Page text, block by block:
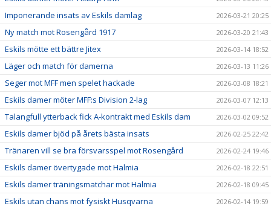
Imponerande insats av Eskils damlag 2026-03-21 20:25
Ny match mot Rosengård 1917 2026-03-20 21:43
Eskils mötte ett bättre Jitex 2026-03-14 18:52
Läger och match för damerna 2026-03-13 11:26
Seger mot MFF men spelet hackade 2026-03-08 18:21
Eskils damer möter MFF:s Division 2-lag 2026-03-07 12:13
Talangfull ytterback fick A-kontrakt med Eskils dam 2026-03-02 09:52
Eskils damer bjöd på årets bästa insats 2026-02-25 22:42
Tränaren vill se bra försvarsspel mot Rosengård 2026-02-24 19:46
Eskils damer övertygade mot Halmia 2026-02-18 22:51
Eskils damer träningsmatchar mot Halmia 2026-02-18 09:45
Eskils utan chans mot fysiskt Husqvarna 2026-02-14 19:59